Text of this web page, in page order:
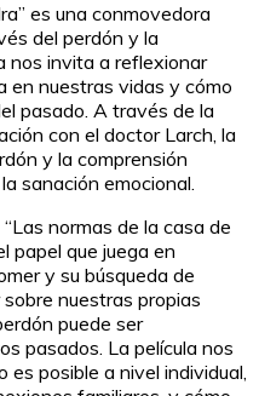
es una conmovedora
del perdón y la
nos invita a reflexionar
en nuestras vidas y cómo
pasado. A través de la
con el doctor Larch, la
y la comprensión
sanación emocional.
normas de la casa de
papel que juega en
y su búsqueda de
nuestras propias
puede ser
pasados. La película nos
es posible a nivel individual,